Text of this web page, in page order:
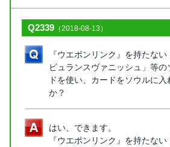
Q2339 （2018-08-13）
『ウエポンリンク』を持たな
ビュランスヴァニッシュ」等
ドを使い、カードをソウルに
か？
はい、できます。
『ウエポンリンク』を持たな